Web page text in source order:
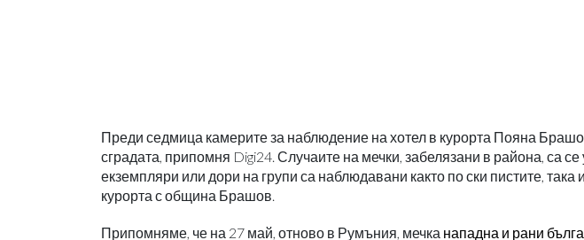
Преди седмица камерите за наблюдение на хотел в курорта Пояна
сградата, припомня Digi24. Случаите на мечки, забелязани в района, са
екземпляри или дори на групи са наблюдавани както по ски пистите, така
курорта с община Брашов.
Припомняме, че на 27 май, отново в Румъния, мечка нападна и рани